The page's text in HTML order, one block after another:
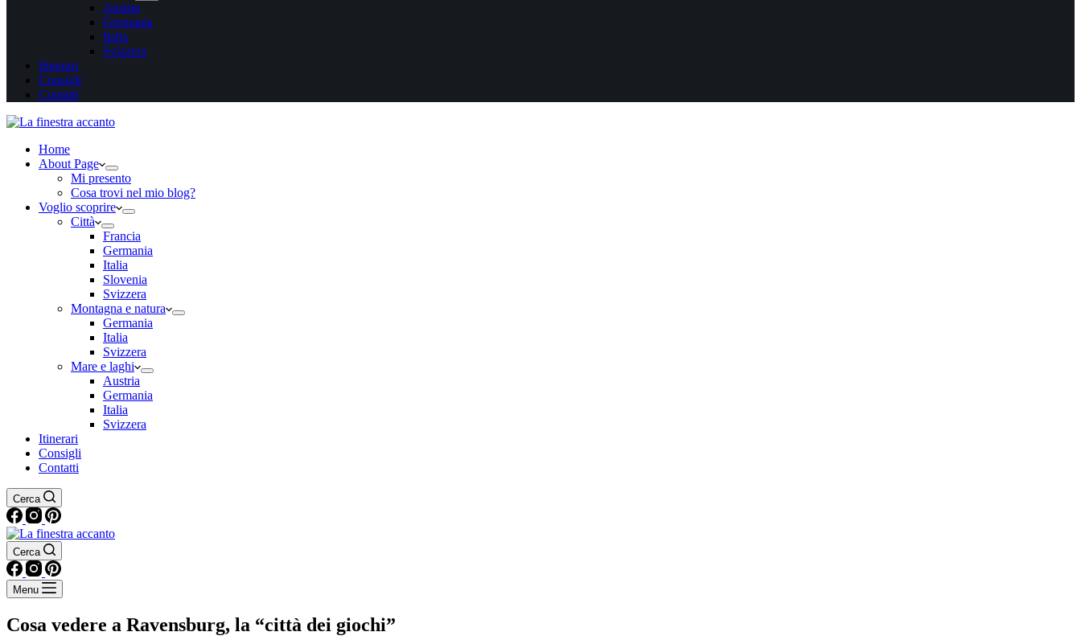
Austria
Germania
Italia
Svizzera
Itinerari
Consigli
Contatti
Home
About Page
Mi presento
Cosa trovi nel mio blog?
Voglio scoprire
Città
Francia
Germania
Italia
Slovenia
Svizzera
Montagna e natura
Germania
Italia
Svizzera
Mare e laghi
Austria
Germania
Italia
Svizzera
Itinerari
Consigli
Contatti
Cerca
Cerca
Menu
Cosa vedere a Ravensburg, la “città dei giochi”